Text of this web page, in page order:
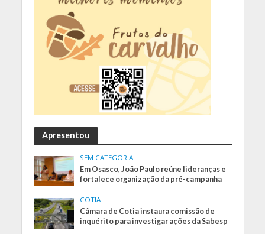
Apresentou
SEM CATEGORIA
Em Osasco, João Paulo reúne lideranças e
fortalece organização da pré-campanha
COTIA
Câmara de Cotia instaura comissão de
inquérito para investigar ações da Sabesp